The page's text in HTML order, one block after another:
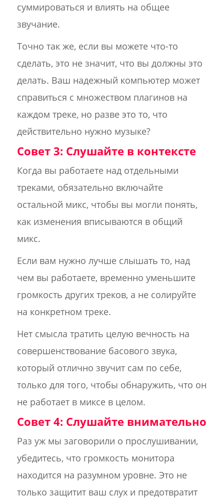
суммироваться и влиять на общее
звучание.
Точно так же, если вы можете что-то
сделать, это не значит, что вы должны это
делать. Ваш надежный компьютер может
справиться с множеством плагинов на
каждом треке, но разве это то, что
действительно нужно музыке?
Совет 3: Слушайте в контексте
Когда вы работаете над отдельными
треками, обязательно включайте
остальной микс, чтобы вы могли понять,
как изменения вписываются в общий
микс.
Если вам нужно лучше слышать то, над
чем вы работаете, временно уменьшите
громкость других треков, а не солируйте
на конкретном треке.
Нет смысла тратить целую вечность на
совершенствование басового звука,
который отлично звучит сам по себе,
только для того, чтобы обнаружить, что он
не работает в миксе в целом.
Совет 4: Слушайте внимательно
Раз уж мы заговорили о прослушивании,
убедитесь, что громкость монитора
находится на разумном уровне. Это не
только защитит ваш слух и предотвратит